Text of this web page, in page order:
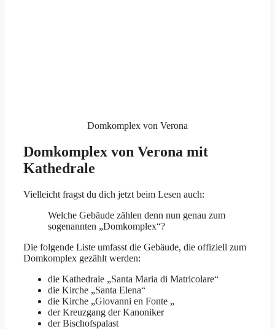
Domkomplex von Verona
Domkomplex von Verona mit
Kathedrale
Vielleicht fragst du dich jetzt beim Lesen auch:
Welche Gebäude zählen denn nun genau zum
sogenannten „Domkomplex“?
Die folgende Liste umfasst die Gebäude, die offiziell zum
Domkomplex gezählt werden:
die Kathedrale „Santa Maria di Matricolare“
die Kirche „Santa Elena“
die Kirche „Giovanni en Fonte „
der Kreuzgang der Kanoniker
der Bischofspalast